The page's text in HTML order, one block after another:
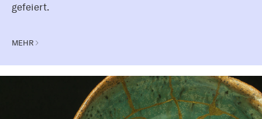
gefeiert.
MEHR